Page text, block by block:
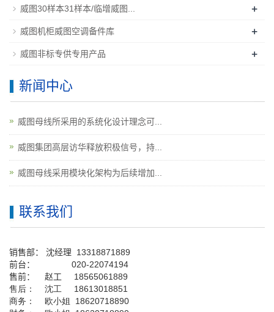
威图30样本31样本/临增威图... +
威图机柜威图空调备件库 +
威图非标专供专用产品 +
新闻中心
威图母线所采用的系统化设计理念可...
威图集团高层访华释放积极信号，持...
威图母线采用模块化架构为后续增加...
联系我们
销售部： 沈经理 13318871889
前台： 020-22074194
售前： 赵工 18565061889
售后： 沈工 18613018851
商务： 欧小姐 18620718890